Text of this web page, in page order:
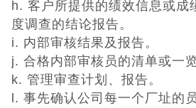
h. 客户所提供的绩效信息或成
度调查的结论报告。
i. 内部审核结果及报告。
j. 合格内部审核员的清单或一览
k. 管理审查计划、报告。
l. 事先确认公司每一个厂址的